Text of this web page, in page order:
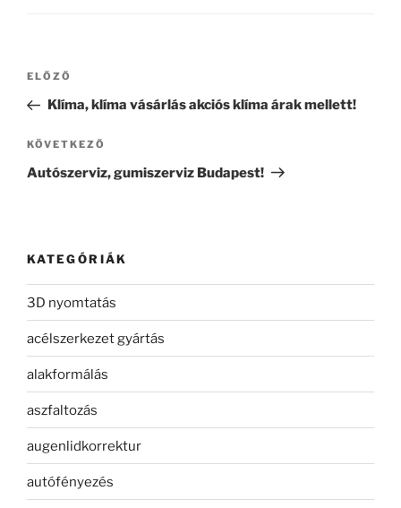
Bejegyzés
Korábbi
bejegyzés
ELŐZŐ
Klíma, klíma vásárlás akciós klíma árak mellett!
Következő
bejegyzés
KÖVETKEZŐ
Autószerviz, gumiszerviz Budapest!
KATEGÓRIÁK
3D nyomtatás
acélszerkezet gyártás
alakformálás
aszfaltozás
augenlidkorrektur
autófényezés